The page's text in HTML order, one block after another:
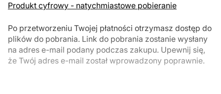
Produkt cyfrowy - natychmiastowe pobieranie
Po przetworzeniu Twojej płatności otrzymasz dostęp do
plików do pobrania. Link do pobrania zostanie wysłany
na adres e-mail podany podczas zakupu. Upewnij się,
że Twój adres e-mail został wprowadzony poprawnie.